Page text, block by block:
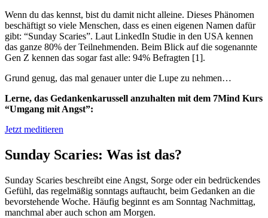
Wenn du das kennst, bist du damit nicht alleine. Dieses Phänomen
beschäftigt so viele Menschen, dass es einen eigenen Namen dafür
gibt: “Sunday Scaries”. Laut LinkedIn Studie in den USA kennen
das ganze 80% der Teilnehmenden. Beim Blick auf die sogenannte
Gen Z kennen das sogar fast alle: 94% Befragten [1].
Grund genug, das mal genauer unter die Lupe zu nehmen…
Lerne, das Gedankenkarussell anzuhalten mit dem 7Mind Kurs
“Umgang mit Angst”:
Jetzt meditieren
Sunday Scaries: Was ist das?
Sunday Scaries beschreibt eine Angst, Sorge oder ein bedrückendes
Gefühl, das regelmäßig sonntags auftaucht, beim Gedanken an die
bevorstehende Woche. Häufig beginnt es am Sonntag Nachmittag,
manchmal aber auch schon am Morgen.